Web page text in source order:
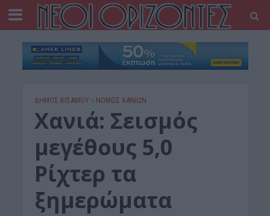
ΔΉΜΟΣ ΚΙΣΆΜΟΥ • ΝΟΜΌΣ ΧΑΝΊΩΝ
Χανιά: Σεισμός
μεγέθους 5,0
Ρίχτερ τα
ξημερώματα